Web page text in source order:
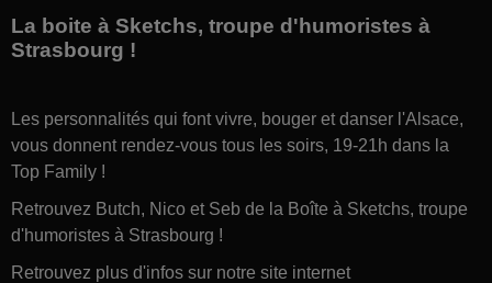
La boite à Sketchs, troupe d'humoristes à
Strasbourg !
Les personnalités qui font vivre, bouger et danser l'Alsace,
vous donnent rendez-vous tous les soirs, 19-21h dans la
Top Family !
Retrouvez Butch, Nico et Seb de la Boîte à Sketchs, troupe
d'humoristes à Strasbourg !
Retrouvez plus d'infos sur notre site internet